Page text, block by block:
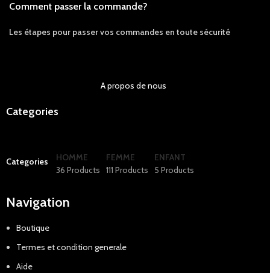
Comment passer la commande?
Les étapes pour passer vos commandes en toute sécurité
A propos de nous
Categories
Categories
HOMME
36 Products
FEMME
111 Products
ENFANT
5 Products
Navigation
Boutique
Termes et condition generale
Aide